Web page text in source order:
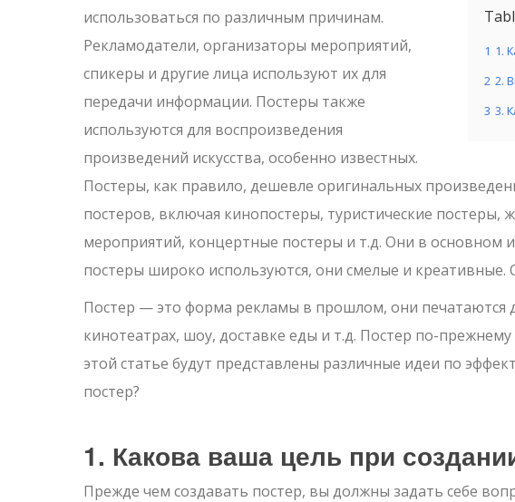
1 1.
2 2.
3 3.
использоваться по различным причинам.
Рекламодатели, организаторы мероприятий,
спикеры и другие лица используют их для
передачи информации. Постеры также
используются для воспроизведения
произведений искусства, особенно известных.
Постеры, как правило, дешевле оригинальных
постеров, включая кинопостеры, туристические
мероприятий, концертные постеры и т.д. Они в основном
постеры широко используются, они смелые и
Постер — это форма рекламы в прошлом, они печатаются
кинотеатрах, шоу, доставке еды и т.д. Постер по-
этой статье будут представлены различные идеи по
постер?
1. Какова ваша цель при
Прежде чем создавать постер, вы должны задать себе